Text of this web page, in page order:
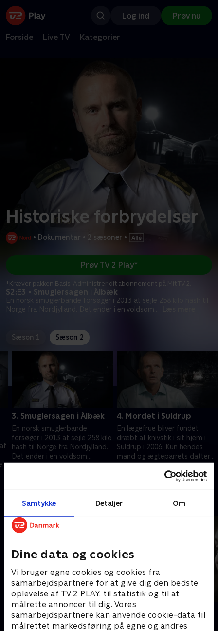
Samtykke Detaljer Om
Dine data og cookies
Vi bruger egne cookies og cookies fra
samarbejdspartnere for at give dig den bedste
oplevelse af TV 2 PLAY, til statistik og til at
målrette annoncer til dig. Vores
samarbejdspartnere kan anvende cookie-data til
målrettet markedsføring på egne og andres
Log ind Prøv nu
Forside Live TV Kategorier
Historiske forbrydelser
• Dokumentar • 2 sæsoner •
S2:E3 • Smuglersagen i Ålbæk
En norsk smuglerbande forsøger i 2013 at sejle 258 kilo hash til
Norge fra Nordjylland. Det ender i en voldsom
Prøv TV 2 Play*
*Kræver pakken Basis. Administrer dit abonnement på Mit TV 2.
Sæson 1 Sæson 2
3. Smuglersagen i Ålbæk
En norsk smuglerbande
forsøger i 2013 at sejle 258 kilo
hash til Norge fra Nordjylland.
Det ender i en voldsom
ildkamp mellem politi og
4. Mordet i Suldrup
En lægefrue bliver fundet
dræbt af knivstik i sit hjem i
Suldrup i 2006. Kun hendes
mand og ægteparrets datter
kender den sande historie om
det uopklarede drab
3. oktober 2024 • 20 min
Andre så også
Rejseholdet - jagten på en morder
Dokumentar • 2 sæsoner
Kernen
Dokumentar